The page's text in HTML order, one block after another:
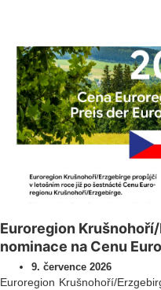
Euroregion
nominace na Cenu
9. července 2026
Euroregion Krušnohoří/